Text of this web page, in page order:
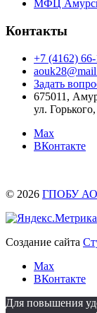
МФЦ
Контакты
+7 (4162)
Задать
675011,
ул.
Max
ВКонтакте
© 2026 ГПОБУ АО
Создание сайта
Max
ВКонтакте
Для повышения